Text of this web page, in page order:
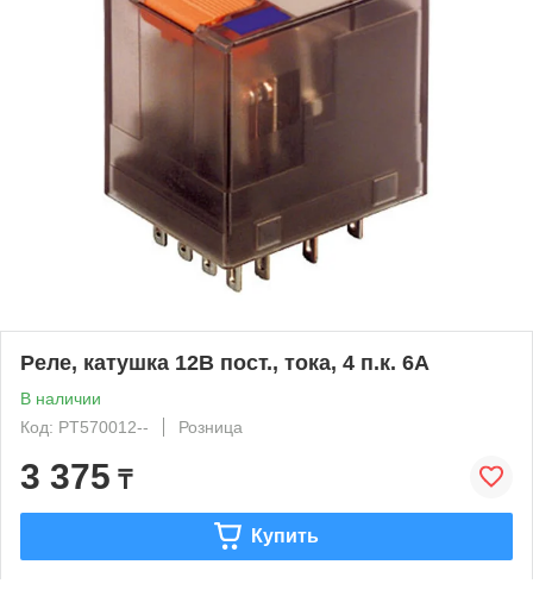
Реле, катушка 12В пост., тока, 4 п.к. 6А
В наличии
Код: PT570012--
Розница
3 375 ₸
Купить